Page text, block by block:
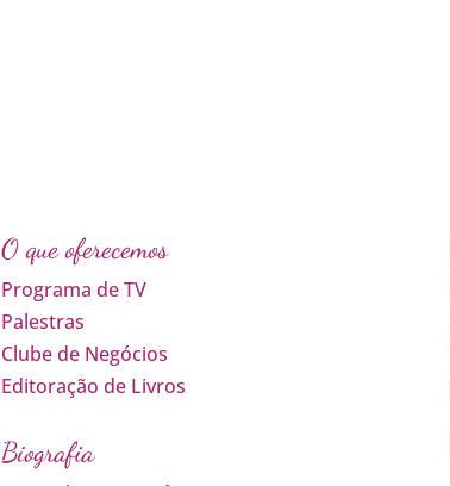
O que oferecemos
Programa de TV
Palestras
Clube de Negócios
Editoração de Livros
Biografia